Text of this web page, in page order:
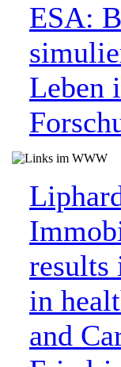
ESA:
Leben
results
in
and